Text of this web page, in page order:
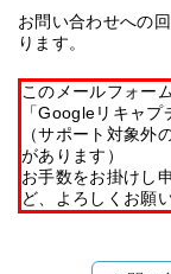
お問い合わせへの
ります。
このメールフォー
「Googleリキャ
（サポート対象外
があります）
お手数をお掛けし
ど、よろしくお願